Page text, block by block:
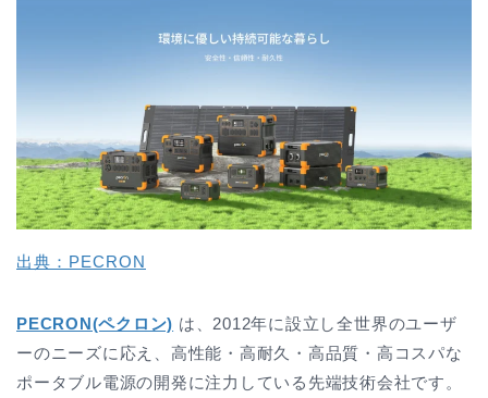
出典：PECRON
PECRON(ペクロン) は、2012年に設立し全世界のユーザ
ーのニーズに応え、高性能・高耐久・高品質・高コスパな
ポータブル電源の開発に注力している先端技術会社です。